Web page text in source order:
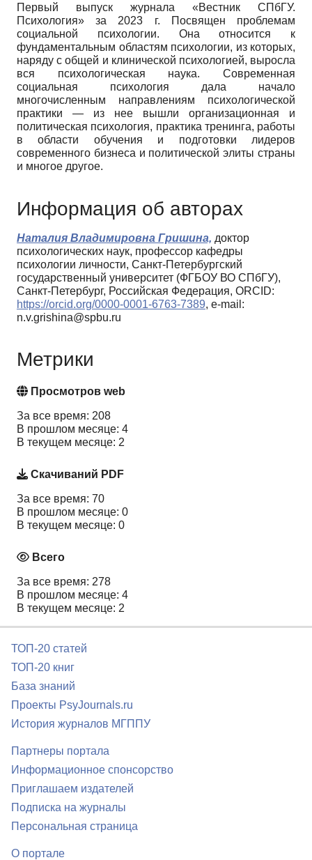
Первый выпуск журнала «Вестник СПбГУ.
Психология» за 2023 г. Посвящен проблемам
социальной психологии. Она относится к
фундаментальным областям психологии, из которых,
наряду с общей и клинической психологией, выросла
вся психологическая наука. Современная
социальная психология дала начало
многочисленным направлениям психологической
практики — из нее вышли организационная и
политическая психология, практика тренинга, работы
в области обучения и подготовки лидеров
современного бизнеса и политической элиты страны
и многое другое.
Информация об авторах
Наталия Владимировна Гришина, доктор
психологических наук, профессор кафедры
психологии личности, Санкт-Петербургский
государственный университет (ФГБОУ ВО СПбГУ),
Санкт-Петербург, Российская Федерация, ORCID:
https://orcid.org/0000-0001-6763-7389, e-mail:
n.v.grishina@spbu.ru
Метрики
Просмотров web
За все время: 208
В прошлом месяце: 4
В текущем месяце: 2
Скачиваний PDF
За все время: 70
В прошлом месяце: 0
В текущем месяце: 0
Всего
За все время: 278
В прошлом месяце: 4
В текущем месяце: 2
ТОП-20 статей
ТОП-20 книг
База знаний
Проекты PsyJournals.ru
История журналов МГППУ
Партнеры портала
Информационное спонсорство
Приглашаем издателей
Подписка на журналы
Персональная страница
О портале